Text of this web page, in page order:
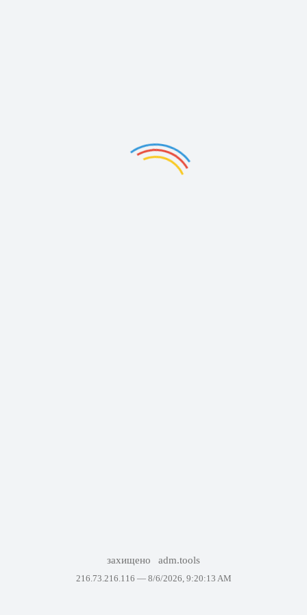
захищено adm.tools
216.73.216.116 — 8/6/2026, 9:20:13 AM